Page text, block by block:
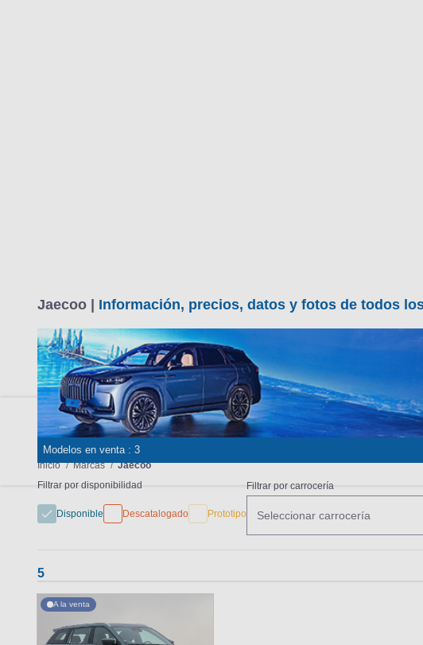
MARCAS REVISTA/BLOG OTRAS
Inicio Marcas Jaecoo
Jaecoo | Información, precios, datos y fotos de todos
Modelos en venta : 3
Filtrar por disponibilidad
Disponible Descatalogado Prototipo
Filtrar por carrocería
Seleccionar carrocería
5
A la venta